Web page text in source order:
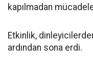
kapılmadan
Etkinlik,
ardından sona erdi.